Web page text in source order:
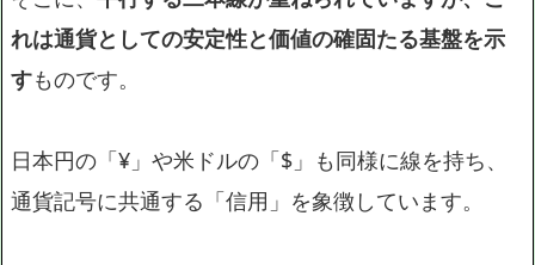
れは通貨としての安定性と価値の確固たる基盤を示
すものです。
日本円の「¥」や米ドルの「$」も同様に線を持ち、
通貨記号に共通する「信用」を象徴しています。